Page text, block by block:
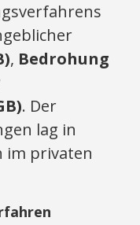
, Bedrohung
. Der
lag in
im privaten